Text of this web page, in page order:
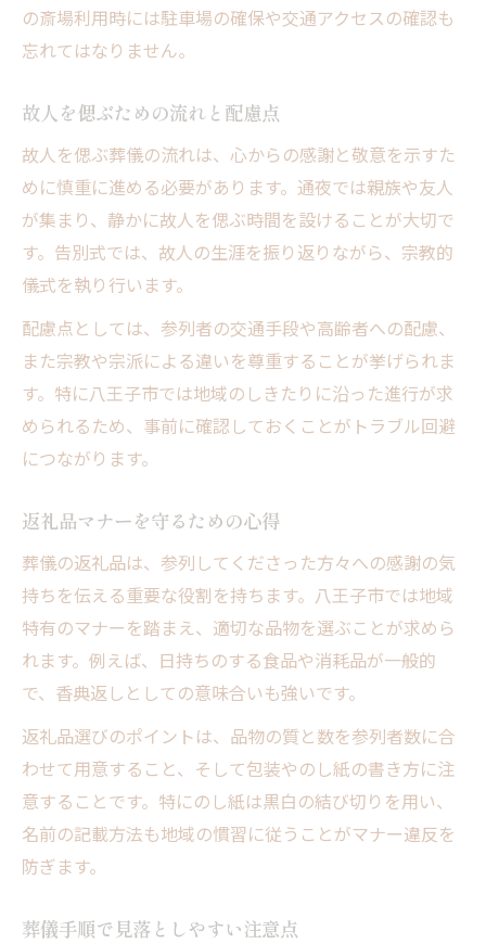
の斎場利用時には駐車場の確保や交通アクセスの確認も
忘れてはなりません。
故人を偲ぶための流れと配慮点
故人を偲ぶ葬儀の流れは、心からの感謝と敬意を示すた
めに慎重に進める必要があります。通夜では親族や友人
が集まり、静かに故人を偲ぶ時間を設けることが大切で
す。告別式では、故人の生涯を振り返りながら、宗教的
儀式を執り行います。
配慮点としては、参列者の交通手段や高齢者への配慮、
また宗教や宗派による違いを尊重することが挙げられま
す。特に八王子市では地域のしきたりに沿った進行が求
められるため、事前に確認しておくことがトラブル回避
につながります。
返礼品マナーを守るための心得
葬儀の返礼品は、参列してくださった方々への感謝の気
持ちを伝える重要な役割を持ちます。八王子市では地域
特有のマナーを踏まえ、適切な品物を選ぶことが求めら
れます。例えば、日持ちのする食品や消耗品が一般的
で、香典返しとしての意味合いも強いです。
返礼品選びのポイントは、品物の質と数を参列者数に合
わせて用意すること、そして包装やのし紙の書き方に注
意することです。特にのし紙は黒白の結び切りを用い、
名前の記載方法も地域の慣習に従うことがマナー違反を
防ぎます。
葬儀手順で見落としやすい注意点